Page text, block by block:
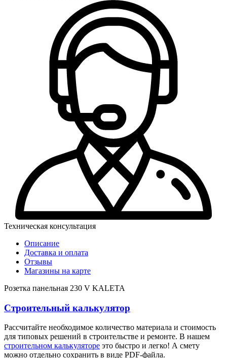
Техническая консультация
Описание
Доставка и оплата
Отзывы
Магазины на карте
Розетка панельная 230 V KALETA
Строительный калькулятор
Рассчитайте необходимое количество материала и стоимость
для типовых решений в строительстве и ремонте. В нашем
строительном калькуляторе это быстро и легко! А смету
можно отдельно сохранить в виде PDF-файла.